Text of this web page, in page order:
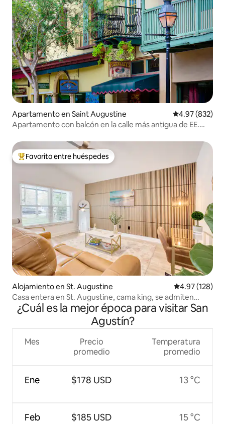
Apartamento en Saint Augustine Calificación
4.97 (832)
Apartamento con balcón en la calle más antigua de EE.
Favorito entre huéspedes preferido
Favorito entre huéspedes
Alojamiento en St. Augustine Calificación
4.97 (128)
Casa entera en St. Augustine, cama king, se admiten
mascotas
¿Cuál es la mejor época para visitar San
Agustín?
Mes
Ene
Feb
Precio
promedio
$178 USD
$185 USD
Temperatura
promedio
13 °C
15 °C